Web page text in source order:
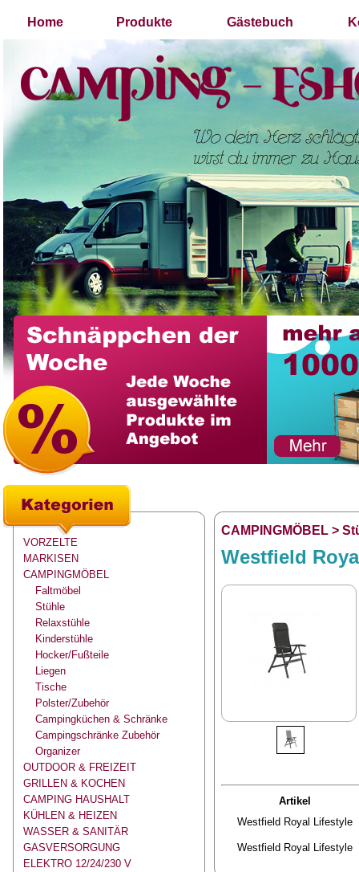
Home Produkte Gästebuch
VORZELTE
MARKISEN
CAMPINGMÖBEL
Faltmöbel
Stühle
Relaxstühle
Kinderstühle
Hocker/Fußteile
Liegen
Tische
Polster/Zubehör
Campingküchen & Schränke
Campingschränke Zubehör
Organizer
OUTDOOR & FREIZEIT
GRILLEN & KOCHEN
CAMPING HAUSHALT
KÜHLEN & HEIZEN
WASSER & SANITÄR
GASVERSORGUNG
ELEKTRO 12/24/230 V
CAMPINGMÖBEL>
Westfield
Artikel
Westfield Royal Lifestyle
Westfield Royal Lifestyle